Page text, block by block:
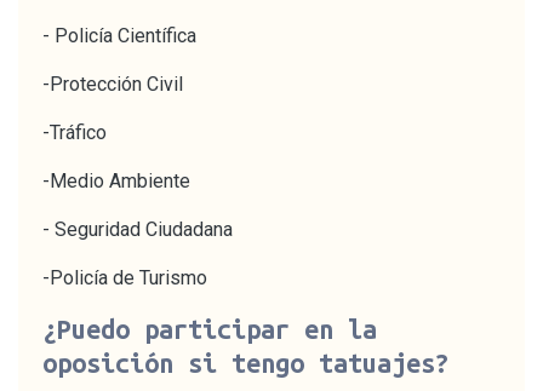
- Policía Científica
-Protección Civil
-Tráfico
-Medio Ambiente
- Seguridad Ciudadana
-Policía de Turismo
¿Puedo participar en la
oposición si tengo tatuajes?